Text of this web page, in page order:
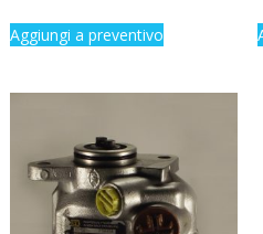
Aggiungi a preventivo